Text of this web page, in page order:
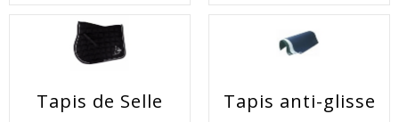
Tapis de Selle Tapis anti-glisse